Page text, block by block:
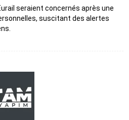
seraient concernés après une
suscitant des alertes